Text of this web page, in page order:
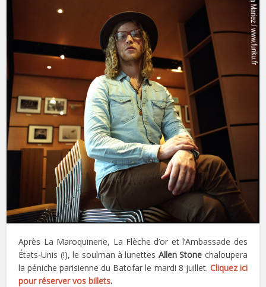
Après La Maroquinerie, La Flèche d’or et l’Ambassade des
États-Unis (!), le soulman à lunettes Allen Stone chaloupera
la péniche parisienne du Batofar le mardi 8 juillet. Cliquez ici
pour réserver vos billets.